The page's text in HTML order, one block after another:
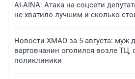
AI-AINA: Атака на соцсети
не хватило лучшим и сколько
Новости ХМАО за 5 августа: муж
вартовчанин оголился возле ТЦ,
поликлиники